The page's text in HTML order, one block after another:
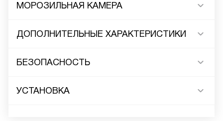
МОРОЗИЛЬНАЯ КАМЕРА
ДОПОЛНИТЕЛЬНЫЕ ХАРАКТЕРИСТИКИ
БЕЗОПАСНОСТЬ
УСТАНОВКА